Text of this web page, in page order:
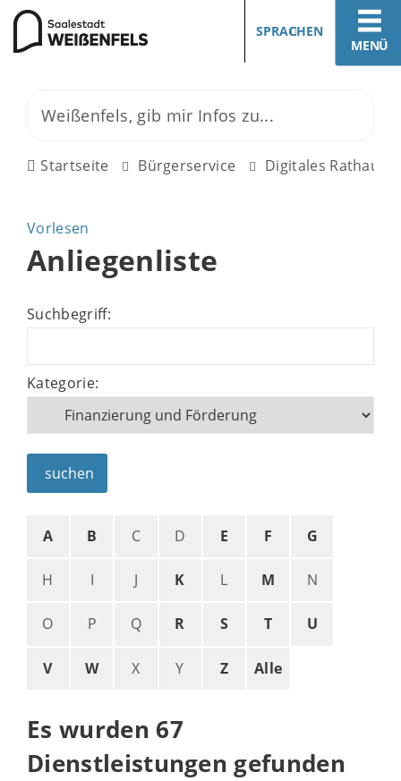
MENÜ
SPRACHEN
Startseite Bürgerservice Digitales Rathaus
Vorlesen
Anliegenliste
Suchbegriff:
Kategorie:
suchen
A B C D E F G
H I J K L M N
O P Q R S T U
V W X Y Z Alle
Es wurden 67
Dienstleistungen gefunden